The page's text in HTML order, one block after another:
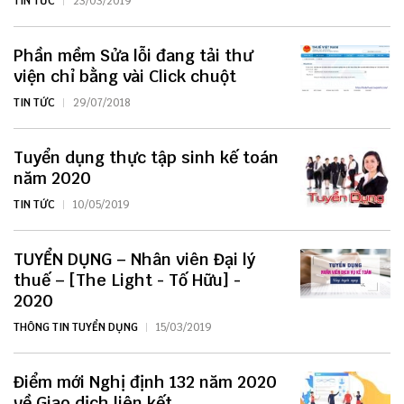
Phần mềm Sửa lỗi đang tải thư
viện chỉ bằng vài Click chuột
TIN TỨC 29/07/2018
Tuyển dụng thực tập sinh kế toán
năm 2020
TIN TỨC 10/05/2019
TUYỂN DỤNG – Nhân viên Đại lý
thuế – [The Light - Tố Hữu] -
2020
THÔNG TIN TUYỂN DỤNG 15/03/2019
Điểm mới Nghị định 132 năm 2020